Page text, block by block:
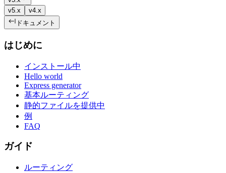
v5.x
v4.x
ドキュメント
はじめに
インストール中
Hello world
Express generator
基本ルーティング
静的ファイルを提供中
例
FAQ
ガイド
ルーティング